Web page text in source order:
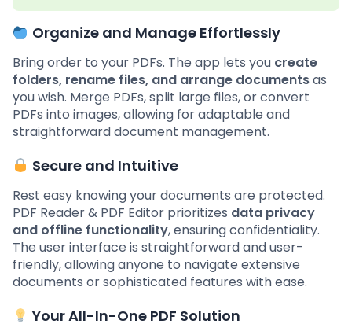
Organize and Manage Effortlessly
Bring order to your PDFs. The app lets you create
folders, rename files, and arrange documentsas
you wish. Merge PDFs, split large files, or convert
PDFs into images, allowing for adaptable and
straightforward document management.
Secure and Intuitive
Rest easy knowing your documents are protected.
PDF Reader & PDF Editor prioritizes data privacy
and offline functionality, ensuring confidentiality.
The user interface is straightforward and user-
friendly, allowing anyone to navigate extensive
documents or sophisticated features with ease.
Your All-In-One PDF Solution